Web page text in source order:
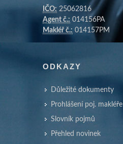
IČO: 25062816
Agent č.: 014156PA
Makléř č.: 014157PM
ODKAZY
Důležité dokumenty
Prohlášení poj. makléře
Slovník pojmů
Přehled novinek